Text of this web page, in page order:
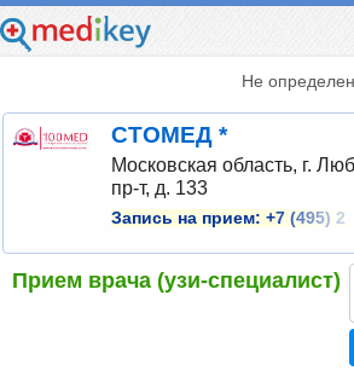
Не определен
СТОМЕД *
Московская область, г.
пр-т, д. 133
Запись на прием: +7 (495) 2
Прием врача (узи-специалист)